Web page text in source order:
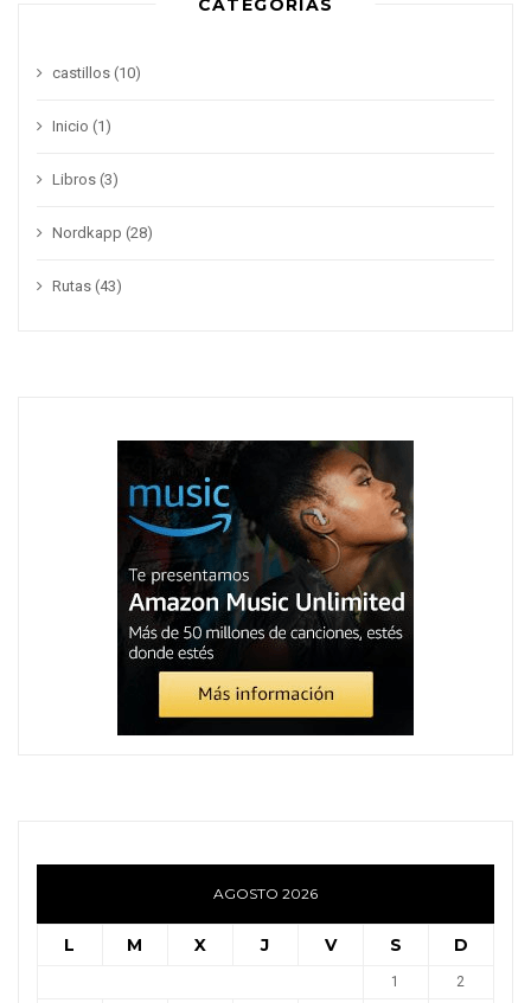
castillos (10)
Inicio (1)
Libros (3)
Nordkapp (28)
Rutas (43)
AGOSTO 2026
L M X J V S D
1 2